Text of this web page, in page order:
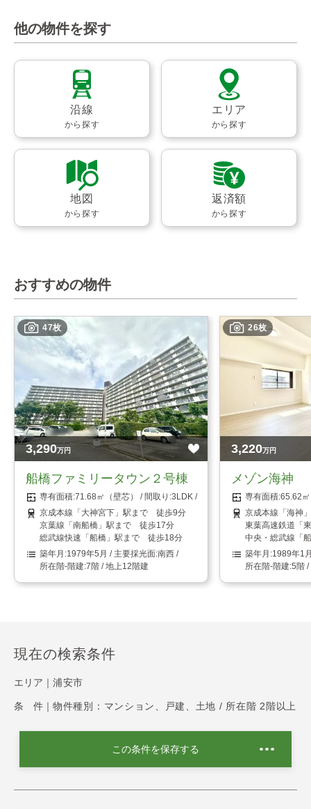
他の物件を探す
沿線
から探す
エリア
から探す
地図
から探す
返済額
から探す
おすすめの物件
47枚
3,290万円
船橋ファミリータウン２号棟
71.68㎡（壁芯）
3LDK
京成本線「大神宮下」駅まで 徒歩9分
京葉線「南船橋」駅まで 徒歩17分
総武線快速「船橋」駅まで 徒歩18分
1979年5月
南西
7階 / 地上12階建
26枚
3,220万円
メゾン海神
65.62
京成本線「海神
東葉高速鉄道「
中央・総武線「
1989年1
5階 /
現在の検索条件
エリア｜ 浦安市
条 件｜ 物件種別：マンション、戸建、土地 / 所在階 2階以上
この条件を保存する